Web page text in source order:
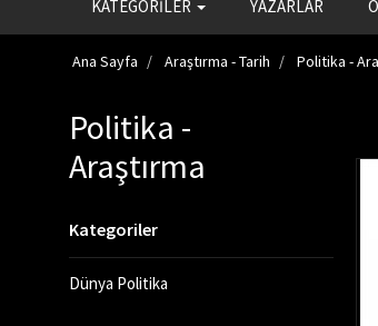
KATEGORİLER YAZARLAR
Ana Sayfa Araştırma - Tarih Politika -
Politika -
Araştırma
Kategoriler
Dünya Politika